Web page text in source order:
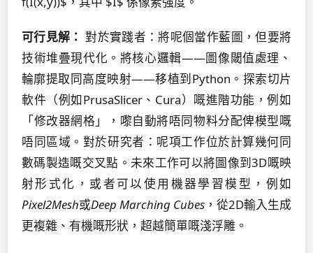
可行見解： 對於實踐者：將呢個當作藍圖，但要將
技術堆疊現代化。將核心邏輯——圖像閾值處理、
輪廓提取同高度映射——移植到Python。探索切片
軟件（例如PrusaSlicer、Cura）嘅進階功能，例如
「修改器網格」，嚟自動將唔同物料分配俾模型嘅
唔同區域。對於研究者：呢項工作位於計算幾何同
數碼製造嘅交叉點。未來工作可以將圖像到3D嘅映
射形式化，或者可以使用機器學習模型，例如
Pixel2Mesh或Deep Marching Cubes ，從2D輸入生成
更複雜、有機嘅形狀，超越簡單嘅淺浮雕。